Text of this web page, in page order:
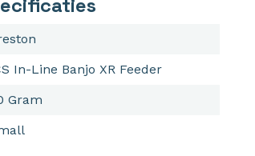
In-Line Banjo XR Feeder
Gram